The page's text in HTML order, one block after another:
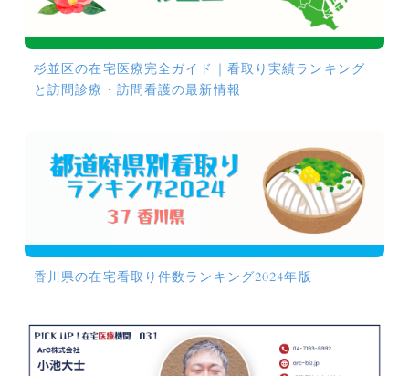
杉並区の在宅医療完全ガイド｜看取り実績ランキング
と訪問診療・訪問看護の最新情報
香川県の在宅看取り件数ランキング2024年版